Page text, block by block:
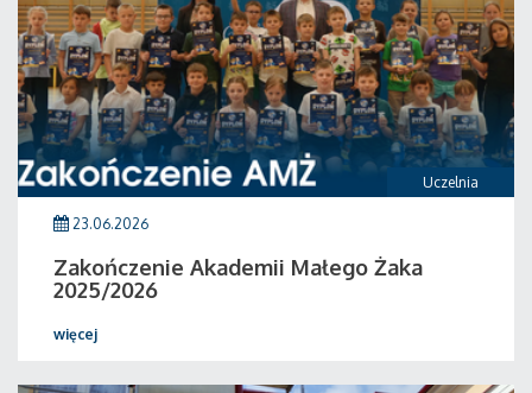
Uczelnia
23.06.2026
Zakończenie Akademii Małego Żaka
2025/2026
więcej